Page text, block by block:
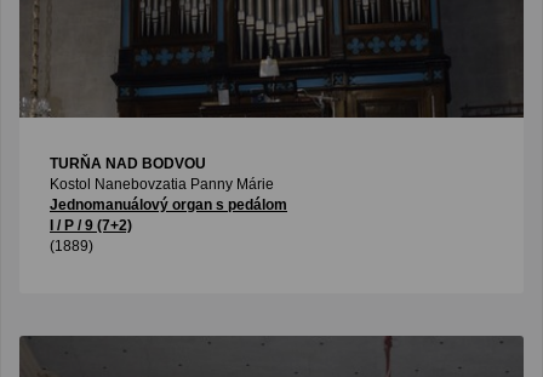
TURŇA NAD BODVOU
Kostol Nanebovzatia Panny Márie
Jednomanuálový organ s pedálom
I / P / 9 (7+2)
(1889)